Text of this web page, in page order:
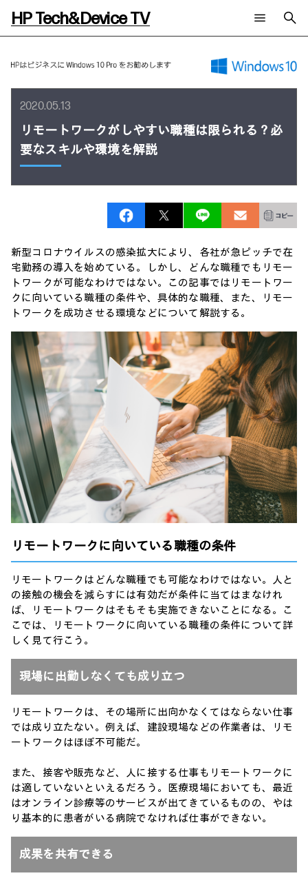
HP Tech&Device TV
チャンネル
AIの進化と活用事例
製品トレンド & レビュー
サイバーセキュリティ
事例
イベントレポート
AI PC
WXP（DEXツール）
イベント・コラム
イベント・セミナー情報
コラム一覧
ご相談
メールニュース会員登録
HP Tech&Device TV 内のコンテンツを検索します。
2020.05.13
リモートワークがしやすい職種は限られる？必
要なスキルや環境を解説
新型コロナウイルスの感染拡大により、各社が急ピッチで在
宅勤務の導入を始めている。しかし、どんな職種でもリモー
トワークが可能なわけではない。この記事ではリモートワー
クに向いている職種の条件や、具体的な職種、また、リモー
トワークを成功させる環境などについて解説する。
リモートワークに向いている職種の条件
リモートワークはどんな職種でも可能なわけではない。人と
の接触の機会を減らすには有効だが条件に当てはまなけれ
ば、リモートワークはそもそも実施できないことになる。こ
こでは、リモートワークに向いている職種の条件について詳
しく見て行こう。
現場に出勤しなくても成り立つ
リモートワークは、その場所に出向かなくてはならない仕事
では成り立たない。例えば、建設現場などの作業者は、リモ
ートワークはほぼ不可能だ。
また、接客や販売など、人に接する仕事もリモートワークに
は適していないといえるだろう。医療現場においても、最近
はオンライン診療等のサービスが出てきているものの、やは
り基本的に患者がいる病院でなければ仕事ができない。
成果を共有できる